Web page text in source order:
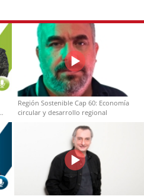
Región Sostenible Cap 60: Economía
circular y desarrollo regional